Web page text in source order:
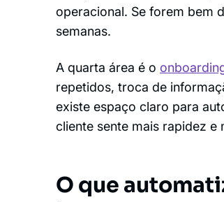
operacional. Se forem bem
semanas.
A quarta área é o
repetidos, troca de
existe espaço claro para
cliente sente mais rapidez e
O que